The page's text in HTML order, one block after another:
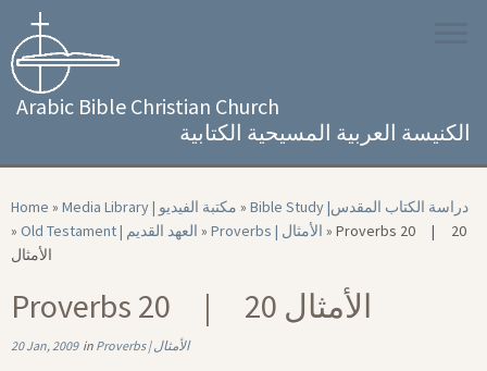
content
Arabic Bible Christian Church
الكنيسة العربية المسيحية الكتابية
Home » Media Library | مكتبة الفيديو »
Bible Study |‏ دراسة الكتاب المقدس
»
Old Testament | العهد القديم » Proverbs | الأمثال » Proverbs 20 | 20
الأمثال
Proverbs 20 | 20 الأمثال
20 Jan, 2009in Proverbs | الأمثال